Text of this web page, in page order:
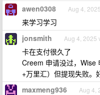
awen0308 Aug 4, 2025
来学习学习
jonsmith Aug 4, 2025
卡在支付很久了
Creem 申请没过，Wise
+万里汇）但提现失败。
maxmeng936 Aug 4,